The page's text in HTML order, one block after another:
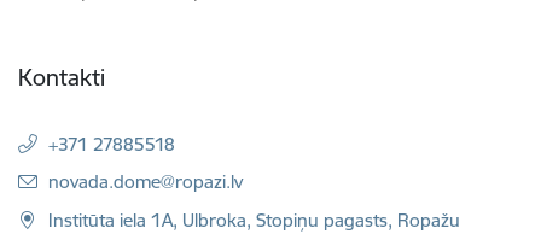
Kontakti
+371 27885518
E-pasts:
novada.dome@ropazi.lv
Institūta iela 1A, Ulbroka, Stopiņu pagasts, Ropažu